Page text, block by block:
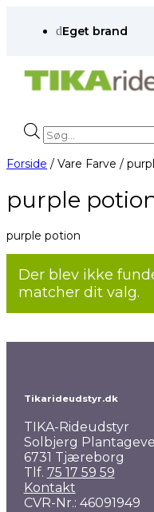
dEget brand
Products
search
Forside / Vare Farve /
purple
purple potion
Der blev ikke
matcher dit valg.
Tikarideudstyr.dk
TIKA-Rideudstyr
Solbjerg
6731 Tjæreborg
Tlf. 75 17 59 59
Kontakt
CVR-Nr.: 46091949